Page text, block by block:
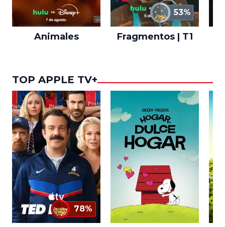
Animales
53%
Fragmentos | T1
TOP APPLE TV+
78%